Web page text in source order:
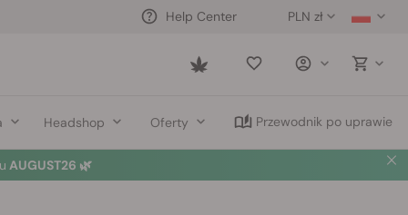
PLN zł
Help Center
Saved
Headshop Oferty Przewodnik po uprawie
AUGUST26 🌿